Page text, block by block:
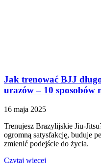
Jak trenować BJJ
urazów – 10
16 maja 2025
Trenujesz Brazylijskie Jiu-
ogromną satysfakcję, buduje
zmienić podejście do życia.
Czytaj więcej